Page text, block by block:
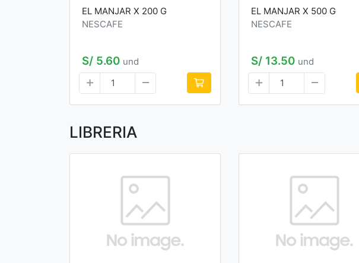
EL MANJAR X 200 G
NESCAFE
S/ 5.60 und
EL MANJAR X 500 G
NESCAFE
S/ 13.50 und
LIBRERIA